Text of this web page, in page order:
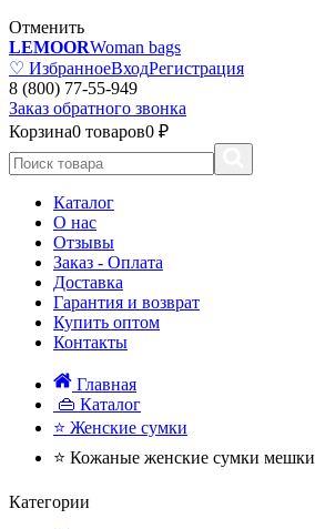
Отменить
LEMOORWoman bags
♡ ИзбранноеВходРегистрация
8 (800) 77-55-949
Заказ обратного звонка
Корзина0 товаров0 ₽
Каталог
О нас
Отзывы
Заказ - Оплата
Доставка
Гарантия и возврат
Купить оптом
Контакты
Главная
👜 Каталог
⭐ Женские сумки
⭐ Кожаные женские сумки мешки
Категории